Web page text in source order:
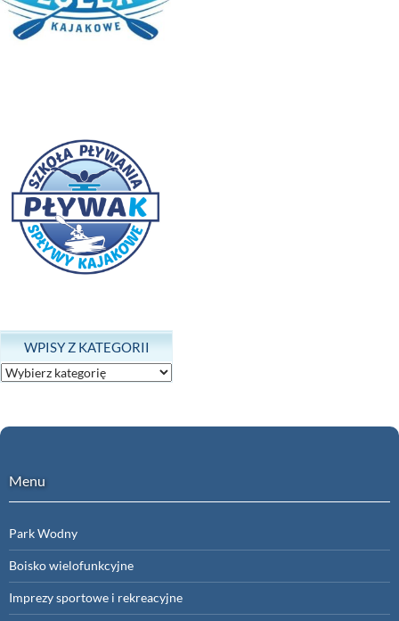
WPISY Z KATEGORII
Wpisy
z
Menu
Park Wodny
Boisko wielofunkcyjne
Imprezy sportowe i rekreacyjne